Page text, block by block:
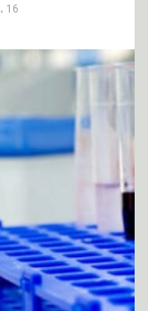
16 ، 06 ، 1400